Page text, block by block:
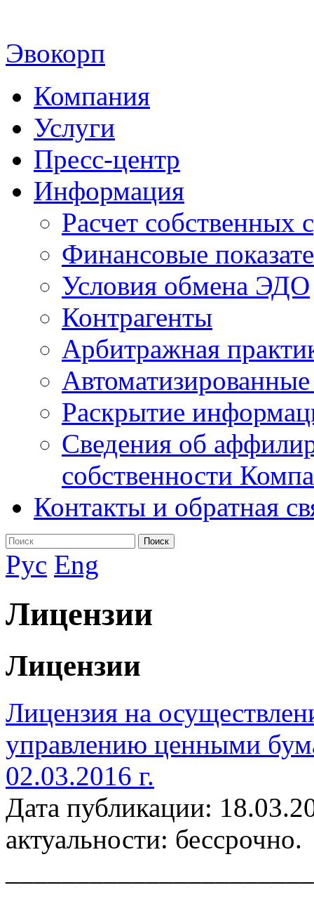
Эвокорп
Компания
Услуги
Пресс-центр
Информация
Расчет собственных
Финансовые
Условия обмена ЭДО
Контрагенты
Арбитражная
Раскрытие
Сведения об
собственности
Контакты и обратная
Поиск
Рус Eng
Лицензии
Лицензии
Лицензия на
управлению ценными
02.03.2016 г.
Дата публикации:
актуальности: бессрочно.